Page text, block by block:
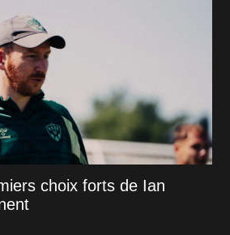
choix forts de Ian